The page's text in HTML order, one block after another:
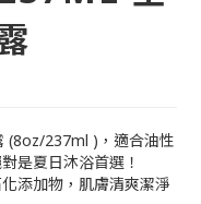
(8oz/237ml )，適合油性
是夏日沐浴首選！
添加物，肌膚清爽潔淨